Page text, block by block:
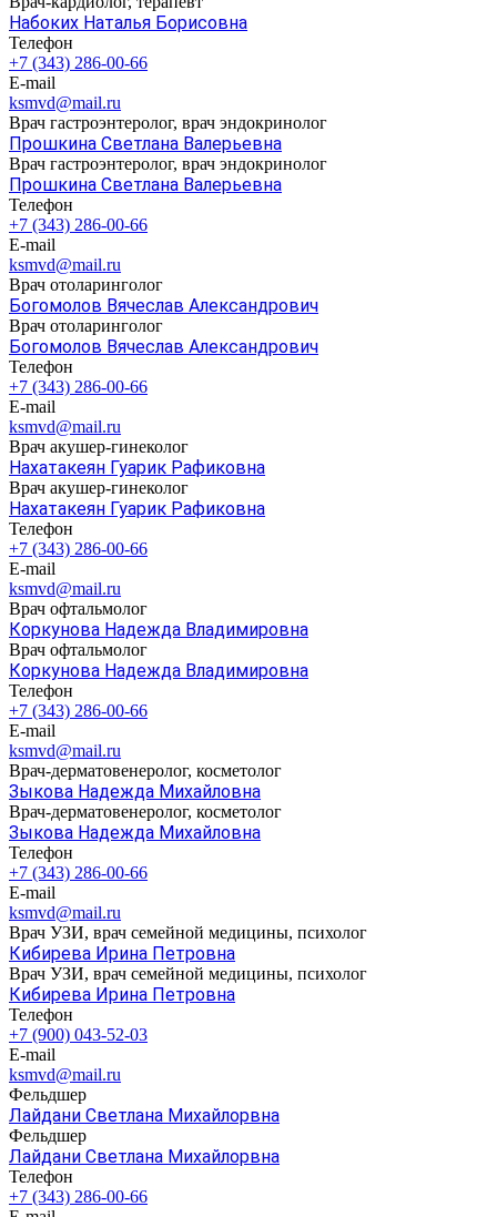
Набоких Наталья Борисовна
Телефон
+7 (343) 286-00-66
E-mail
ksmvd@mail.ru
Врач гастроэнтеролог, врач эндокринолог
Прошкина Светлана Валерьевна
Врач гастроэнтеролог, врач эндокринолог
Прошкина Светлана Валерьевна
Телефон
+7 (343) 286-00-66
E-mail
ksmvd@mail.ru
Врач отоларинголог
Богомолов Вячеслав Александрович
Врач отоларинголог
Богомолов Вячеслав Александрович
Телефон
+7 (343) 286-00-66
E-mail
ksmvd@mail.ru
Врач акушер-гинеколог
Нахатакеян Гуарик Рафиковна
Врач акушер-гинеколог
Нахатакеян Гуарик Рафиковна
Телефон
+7 (343) 286-00-66
E-mail
ksmvd@mail.ru
Врач офтальмолог
Коркунова Надежда Владимировна
Врач офтальмолог
Коркунова Надежда Владимировна
Телефон
+7 (343) 286-00-66
E-mail
ksmvd@mail.ru
Врач-дерматовенеролог, косметолог
Зыкова Надежда Михайловна
Врач-дерматовенеролог, косметолог
Зыкова Надежда Михайловна
Телефон
+7 (343) 286-00-66
E-mail
ksmvd@mail.ru
Врач УЗИ, врач семейной медицины, психолог
Кибирева Ирина Петровна
Врач УЗИ, врач семейной медицины, психолог
Кибирева Ирина Петровна
Телефон
+7 (900) 043-52-03
E-mail
ksmvd@mail.ru
Фельдшер
Лайдани Светлана Михайлорвна
Фельдшер
Лайдани Светлана Михайлорвна
Телефон
+7 (343) 286-00-66